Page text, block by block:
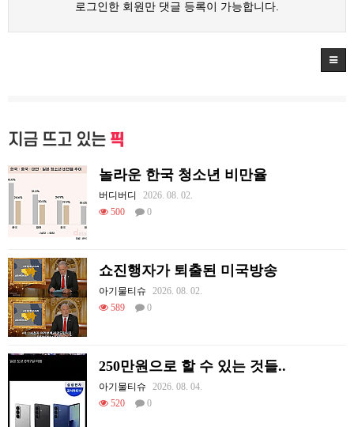
로그인한 회원만 댓글 등록이 가능합니다.
지금 뜨고 있는 픽
놀라운 한국 청소년 비만율
버디버디
2026. 08. 02.
500
0
쇼진행자가 퇴출된 미국방송
아기물티슈
2026. 08. 02.
589
0
250만원으로 할 수 있는 것들..
아기물티슈
2026. 08. 04.
520
0